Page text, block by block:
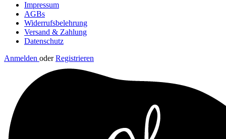
Impressum
AGBs
Widerrufsbelehrung
Versand & Zahlung
Datenschutz
Anmelden oder Registrieren